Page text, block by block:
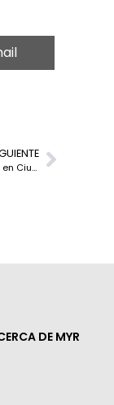
El Cape Town Internet Exchange (CINX) fortalece la infraestructura de red en Ciudad del Cabo
DE MYR